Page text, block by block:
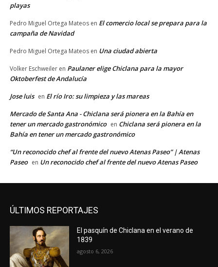
playas
Pedro Miguel Ortega Mateos en El comercio local se prepara para la
campaña de Navidad
Pedro Miguel Ortega Mateos en Una ciudad abierta
Volker Eschweiler en Paulaner elige Chiclana para la mayor
Oktoberfest de Andalucía
Jose luis en El río Iro: su limpieza y las mareas
Mercado de Santa Ana - Chiclana será pionera en la Bahía en
tener un mercado gastronómico en Chiclana será pionera en la
Bahía en tener un mercado gastronómico
“Un reconocido chef al frente del nuevo Atenas Paseo” | Atenas
Paseo en Un reconocido chef al frente del nuevo Atenas Paseo
ÚLTIMOS REPORTAJES
El pasquín de Chiclana en el verano de
1839
agosto 6, 2026